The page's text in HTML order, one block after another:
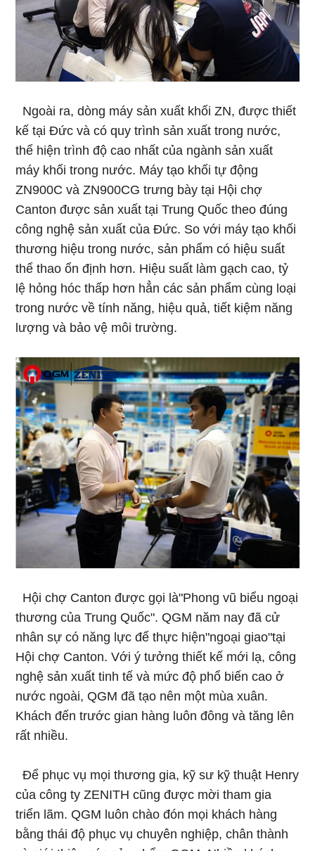
Ngoài ra, dòng máy sản xuất khối ZN, được thiết
kế tại Đức và có quy trình sản xuất trong nước,
thể hiện trình độ cao nhất của ngành sản xuất
máy khối trong nước. Máy tạo khối tự động
ZN900C và ZN900CG trưng bày tại Hội chợ
Canton được sản xuất tại Trung Quốc theo đúng
công nghệ sản xuất của Đức. So với máy tạo khối
thương hiệu trong nước, sản phẩm có hiệu suất
thể thao ổn định hơn. Hiệu suất làm gạch cao, tỷ
lệ hỏng hóc thấp hơn hẳn các sản phẩm cùng loại
trong nước về tính năng, hiệu quả, tiết kiệm năng
lượng và bảo vệ môi trường.
Hội chợ Canton được gọi là"Phong vũ biểu ngoại
thương của Trung Quốc". QGM năm nay đã cử
nhân sự có năng lực để thực hiện"ngoại giao"tại
Hội chợ Canton. Với ý tưởng thiết kế mới lạ, công
nghệ sản xuất tinh tế và mức độ phổ biến cao ở
nước ngoài, QGM đã tạo nên một mùa xuân.
Khách đến trước gian hàng luôn đông và tăng lên
rất nhiều.
Để phục vụ mọi thương gia, kỹ sư kỹ thuật Henry
của công ty ZENITH cũng được mời tham gia
triển lãm. QGM luôn chào đón mọi khách hàng
bằng thái độ phục vụ chuyên nghiệp, chân thành